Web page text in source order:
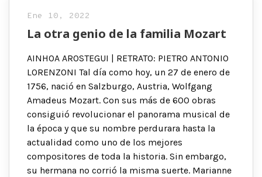
Ene 10, 2022
La otra genio de la familia Mozart
AINHOA AROSTEGUI | RETRATO: PIETRO ANTONIO
LORENZONI Tal día como hoy, un 27 de enero de
1756, nació en Salzburgo, Austria, Wolfgang
Amadeus Mozart. Con sus más de 600 obras
consiguió revolucionar el panorama musical de
la época y que su nombre perdurara hasta la
actualidad como uno de los mejores
compositores de toda la historia. Sin embargo,
su hermana no corrió la misma suerte. Marianne